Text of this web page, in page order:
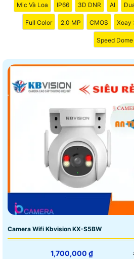
Mic Và Loa IP66 3D DNR AI
Full Color 2.0 MP CMOS Xoay
Speed Dome
Camera Wifi Kbvision KX-S5BW
1,700,000 ₫